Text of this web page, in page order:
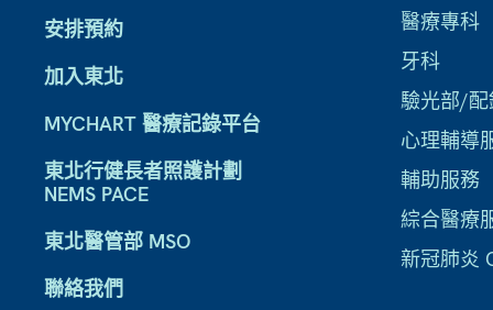
安排預約
加入東北
MYCHART 醫療記錄平台
東北行健長者照護計劃
NEMS PACE
東北醫管部 MSO
聯絡我們
醫療專科
牙科
驗光部/配
心理輔導
輔助服務
綜合醫療
新冠肺炎